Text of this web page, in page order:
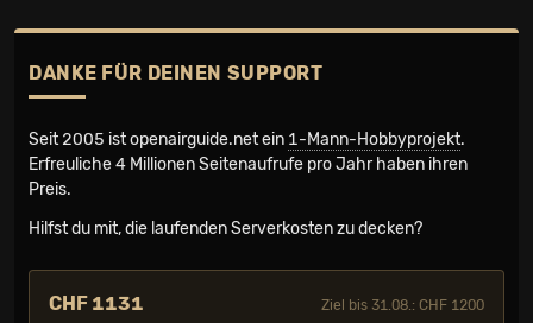
DANKE FÜR DEINEN SUPPORT
Seit 2005 ist openairguide.net ein 1-Mann-Hobbyprojekt.
Erfreuliche 4 Millionen Seiten­aufrufe pro Jahr haben ihren
Preis.
Hilfst du mit, die laufenden Serverkosten zu decken?
CHF 1131 Ziel bis 31.08.: CHF 1200